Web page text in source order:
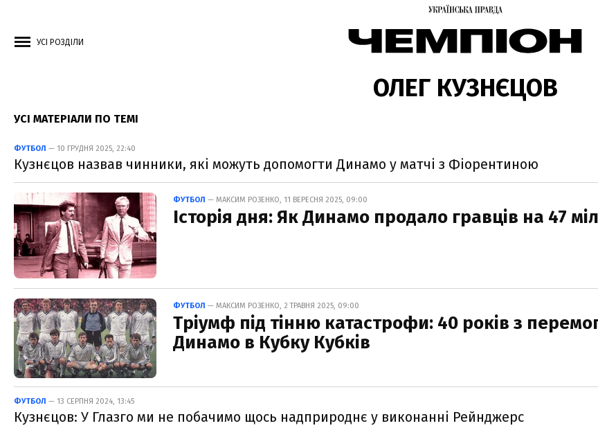
УСІ РОЗДІЛИ
ОЛЕГ КУЗНЄЦОВ
УСІ МАТЕРІАЛИ ПО ТЕМІ
ФУТБОЛ — 10 ГРУДНЯ 2025, 22:40
Кузнєцов назвав чинники, які можуть допомогти Динамо у матчі з Фіорентиною
ФУТБОЛ — МАКСИМ РОЗЕНКО, 11 ВЕРЕСНЯ 2025, 09:00
Історія дня: Як Динамо продало гравців на 47
ФУТБОЛ — МАКСИМ РОЗЕНКО, 2 ТРАВНЯ 2025, 09:00
Тріумф під тінню катастрофи: 40 років з
Динамо в Кубку Кубків
ФУТБОЛ — 13 СЕРПНЯ 2024, 13:45
Кузнєцов: У Глазго ми не побачимо щось надприроднє у виконанні Рейнджерс